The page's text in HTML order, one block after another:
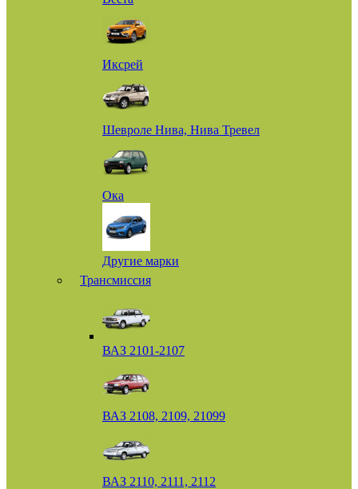
Иксрей
Шевроле Нива, Нива Тревел
Ока
Другие марки
Трансмиссия
ВАЗ 2101-2107
ВАЗ 2108, 2109, 21099
ВАЗ 2110, 2111, 2112